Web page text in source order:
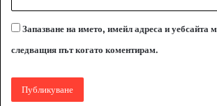
Запазване на името, имейл адреса и уебсайта
следващия път когато коментирам.